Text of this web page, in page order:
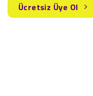
Ücretsiz Üye Ol